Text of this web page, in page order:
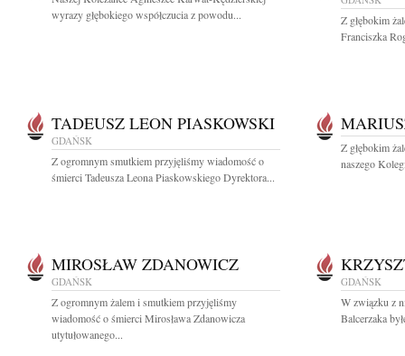
wyrazy głębokiego współczucia z powodu...
Z głębokim
Franciszka
TADEUSZ LEON PIASKOWSKI
GDAŃSK
Z ogromnym smutkiem przyjęliśmy wiadomość o
śmierci Tadeusza Leona Piaskowskiego Dyrektora...
Z głębokim
naszego
MIROSŁAW ZDANOWICZ
GDAŃSK
Z ogromnym żalem i smutkiem przyjęliśmy
wiadomość o śmierci Mirosława Zdanowicza
utytułowanego...
GDAŃSK
W związku z
Balcerzaka